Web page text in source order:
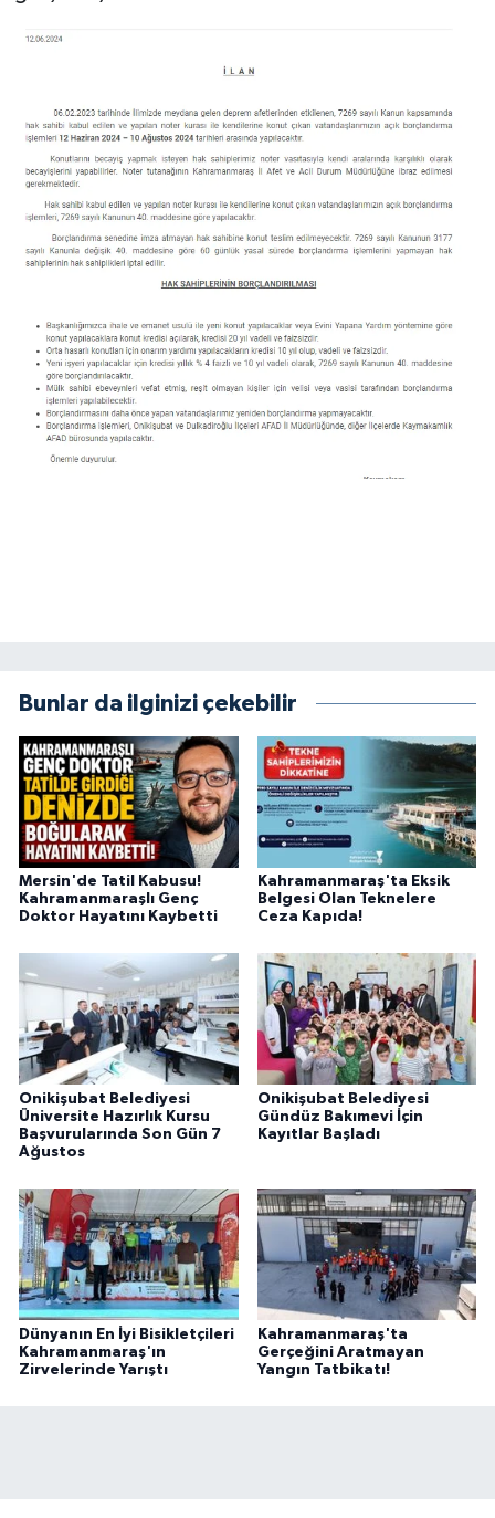
Bunlar da ilginizi çekebilir
Mersin'de Tatil Kabusu!
Kahramanmaraşlı Genç
Doktor Hayatını Kaybetti
Kahramanmaraş'ta Eksik
Belgesi Olan Teknelere
Ceza Kapıda!
Onikişubat Belediyesi
Üniversite Hazırlık Kursu
Başvurularında Son Gün 7
Ağustos
Onikişubat Belediyesi
Gündüz Bakımevi İçin
Kayıtlar Başladı
Dünyanın En İyi Bisikletçileri
Kahramanmaraş'ın
Zirvelerinde Yarıştı
Kahramanmaraş'ta
Gerçeğini Aratmayan
Yangın Tatbikatı!